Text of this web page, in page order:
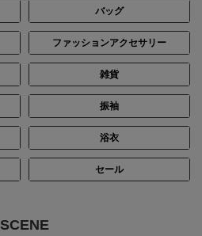
バッグ
ファッションアクセサリー
雑貨
振袖
浴衣
セール
SCENE